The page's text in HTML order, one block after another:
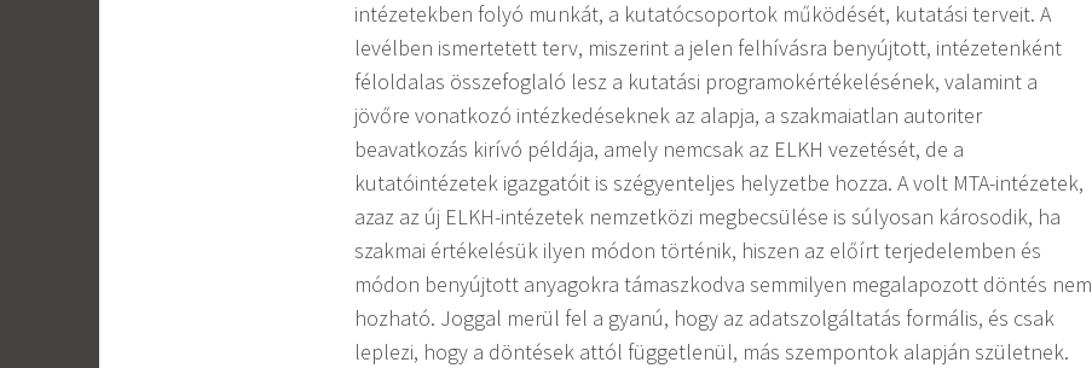
intézetekben folyó munkát, a kutatócsoportok működését, kutatási terveit. A
levélben ismertetett terv, miszerint a jelen felhívásra benyújtott, intézetenként
féloldalas összefoglaló lesz a kutatási programokértékelésének, valamint a
jövőre vonatkozó intézkedéseknek az alapja, a szakmaiatlan autoriter
beavatkozás kirívó példája, amely nemcsak az ELKH vezetését, de a
kutatóintézetek igazgatóit is szégyenteljes helyzetbe hozza. A volt MTA-intézetek,
azaz az új ELKH-intézetek nemzetközi megbecsülése is súlyosan károsodik, ha
szakmai értékelésük ilyen módon történik, hiszen az előírt terjedelemben és
módon benyújtott anyagokra támaszkodva semmilyen megalapozott döntés nem
hozható. Joggal merül fel a gyanú, hogy az adatszolgáltatás formális, és csak
leplezi, hogy a döntések attól függetlenül, más szempontok alapján születnek.